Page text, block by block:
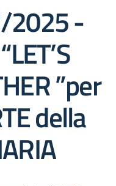
2025 -
”per
della